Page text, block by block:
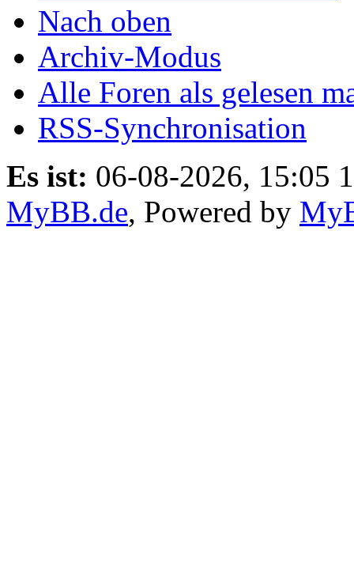
Nach oben
Archiv-Modus
Alle Foren als gelesen
RSS-Synchronisation
Es ist: 06-08-2026, 15:05
MyBB.de, Powered by